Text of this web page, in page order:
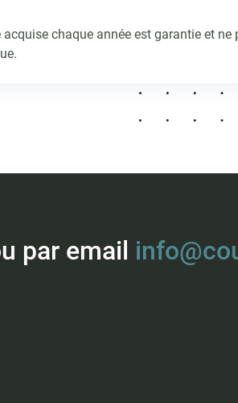
chaque année est garantie et ne
par email